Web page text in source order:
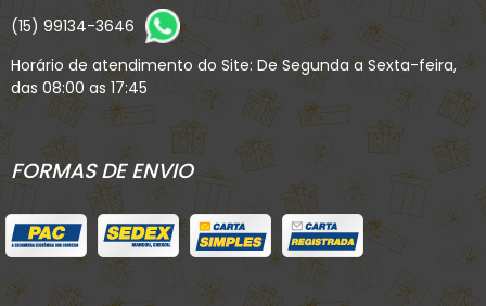
(15) 99134-3646
Horário de atendimento do Site: De Segunda a Sexta-feira,
das 08:00 as 17:45
FORMAS DE ENVIO